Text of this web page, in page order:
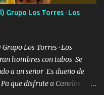
necesidad no porque
al andar y nunca con la
ando de enamorado
Grupo Los Torres · Los
Los Torres · Los
hombres con tubos Se
a un señor Es dueño de
que disfrute a Canelos Es